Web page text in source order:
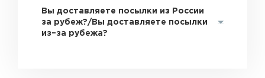
Вы доставляете посылки из России
за рубеж?/Вы доставляете посылки
из–за рубежа?